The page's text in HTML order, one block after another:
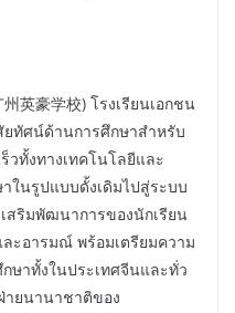
英豪学校) โรงเรียนเอกชน
ยทัศน์ด้านการศึกษาสำหรับ
วทั้งทางเทคโนโลยีและ
ในรูปแบบดั้งเดิมไปสู่ระบบ
สริมพัฒนาการของนักเรียน
ะอารมณ์ พร้อมเตรียมความ
ษาทั้งในประเทศจีนและทั่ว
ายนานาชาติของ